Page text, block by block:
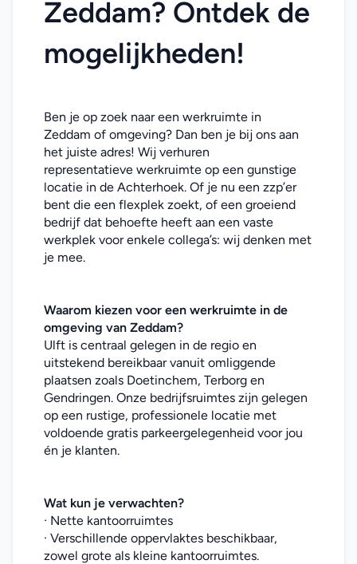
Zeddam? Ontdek de
mogelijkheden!
Ben je op zoek naar een werkruimte in
Zeddam of omgeving? Dan ben je bij ons aan
het juiste adres! Wij verhuren
representatieve werkruimte op een gunstige
locatie in de Achterhoek. Of je nu een zzp’er
bent die een flexplek zoekt, of een groeiend
bedrijf dat behoefte heeft aan een vaste
werkplek voor enkele collega’s: wij denken met
je mee.
Waarom kiezen voor een werkruimte in de
omgeving van Zeddam?
Ulft is centraal gelegen in de regio en
uitstekend bereikbaar vanuit omliggende
plaatsen zoals Doetinchem, Terborg en
Gendringen. Onze bedrijfsruimtes zijn gelegen
op een rustige, professionele locatie met
voldoende gratis parkeergelegenheid voor jou
én je klanten.
Wat kun je verwachten?
· Nette kantoorruimtes
· Verschillende oppervlaktes beschikbaar,
zowel grote als kleine kantoorruimtes.